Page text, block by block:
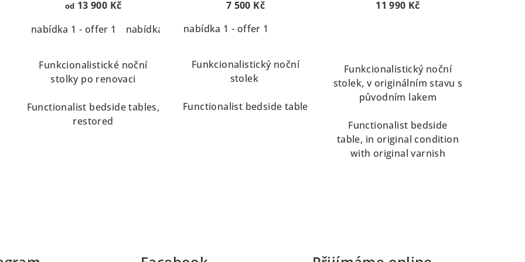
od 13 900 Kč
nabídka 1 - offer 1
nabídka 2 - offer 2
Funkcionalistické noční
stolky po renovaci
Functionalist bedside tables,
restored
7 500 Kč
nabídka 1 - offer 1
Funkcionalistický noční
stolek
Functionalist bedside table
11 990 Kč
Funkcionalistický noční
stolek, v originálním stavu s
původním lakem
Functionalist bedside
table, in original condition
with original varnish